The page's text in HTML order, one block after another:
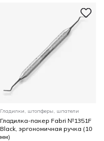
Гладилки, штопферы, шпатели
Гладилка-пакер Fabri №1351F
Black, эргономичная ручка (10
мм)